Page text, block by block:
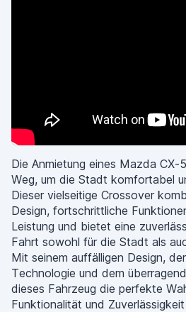
Die Anmietung eines Mazda CX-
Weg, um die Stadt komfortabel
Dieser vielseitige Crossover
Design, fortschrittliche
Leistung und bietet eine
Fahrt sowohl für die Stadt als
Mit seinem auffälligen Design,
Technologie und dem
dieses Fahrzeug die perfekte
Funktionalität und